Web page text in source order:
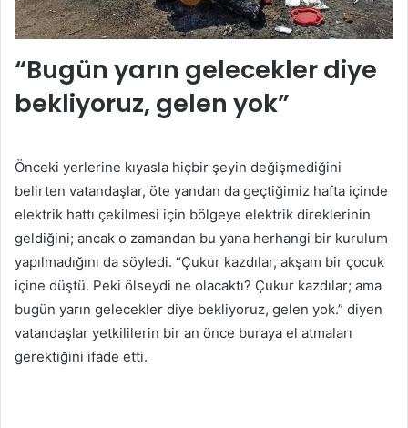
“Bugün yarın gelecekler diye
bekliyoruz, gelen yok”
Önceki yerlerine kıyasla hiçbir şeyin değişmediğini
belirten vatandaşlar, öte yandan da geçtiğimiz hafta içinde
elektrik hattı çekilmesi için bölgeye elektrik direklerinin
geldiğini; ancak o zamandan bu yana herhangi bir kurulum
yapılmadığını da söyledi. “Çukur kazdılar, akşam bir çocuk
içine düştü. Peki ölseydi ne olacaktı? Çukur kazdılar; ama
bugün yarın gelecekler diye bekliyoruz, gelen yok.” diyen
vatandaşlar yetkililerin bir an önce buraya el atmaları
gerektiğini ifade etti.